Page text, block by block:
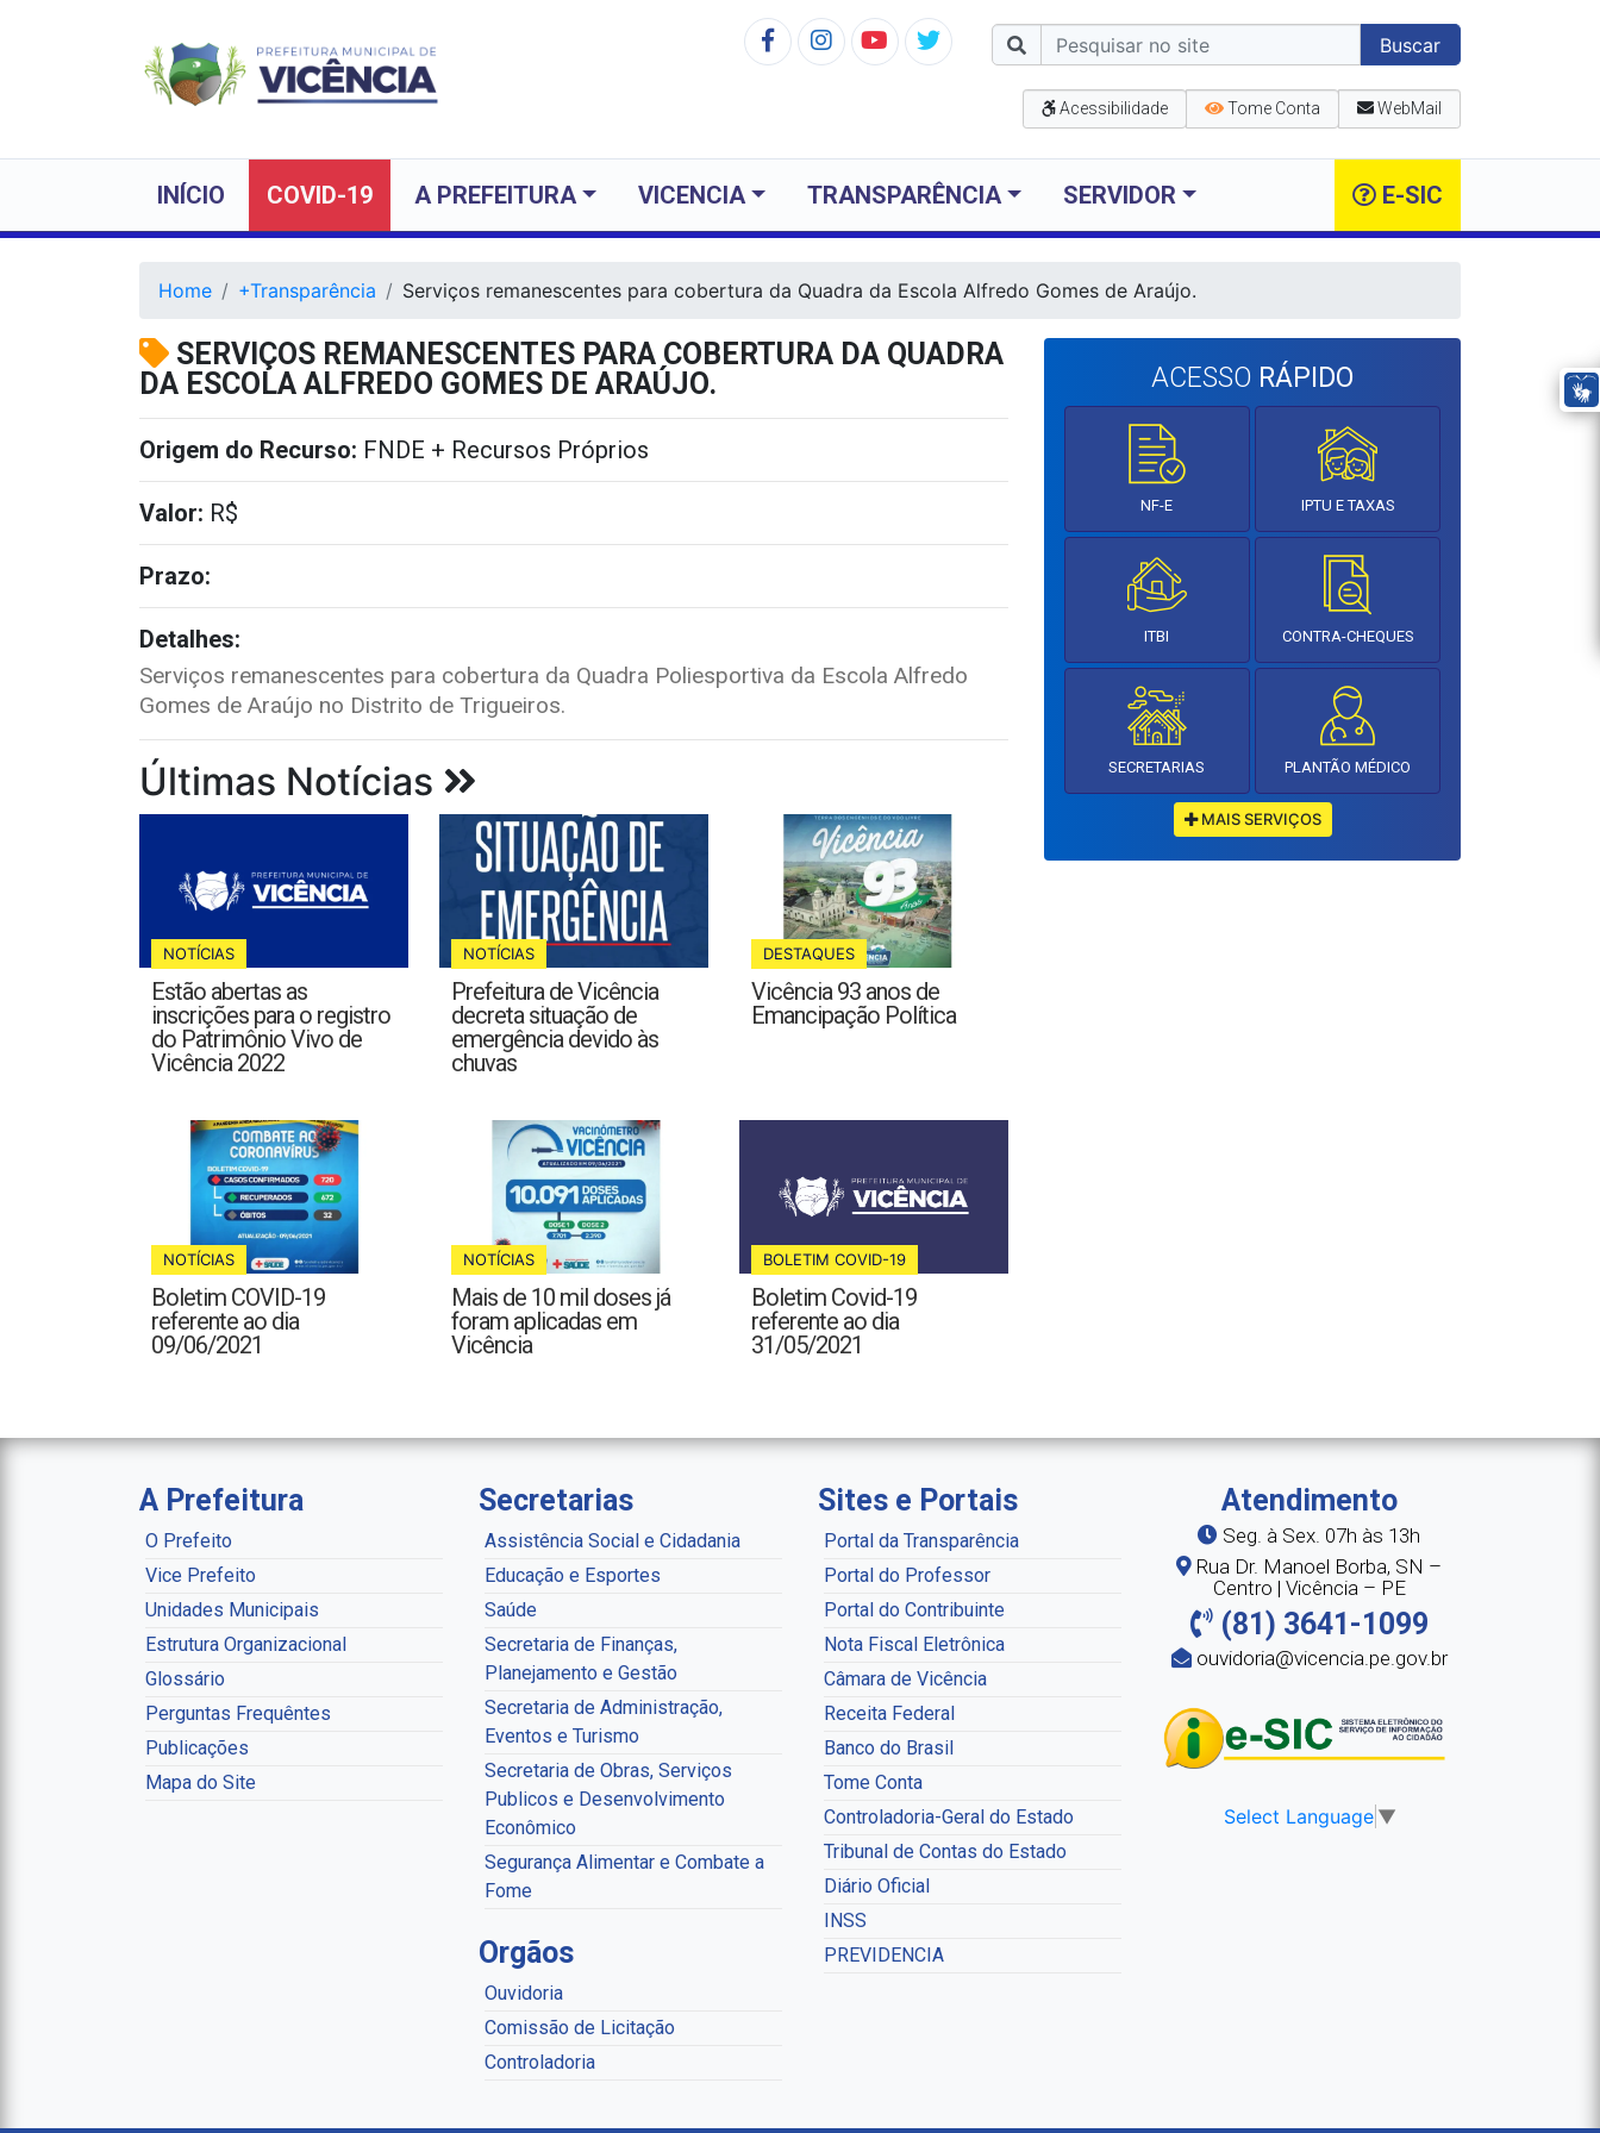
Buscar
Acessibilidade Tome Conta WebMail
INÍCIO COVID-19 A PREFEITURA VICENCIA TRANSPARÊNCIA SERVIDOR E-SIC
Home +Transparência Serviços remanescentes para cobertura da Quadra da Escola Alfredo Gomes de Araújo.
SERVIÇOS REMANESCENTES PARA COBERTURA DA QUADRA
DA ESCOLA ALFREDO GOMES DE ARAÚJO.
Origem do Recurso: FNDE + Recursos Próprios
Valor: R$
Prazo:
Detalhes:
Serviços remanescentes para cobertura da Quadra Poliesportiva da Escola Alfredo
Gomes de Araújo no Distrito de Trigueiros.
Últimas Notícias
NOTÍCIAS
Estão abertas as
inscrições para o registro
do Patrimônio Vivo de
Vicência 2022
NOTÍCIAS
Prefeitura de Vicência
decreta situação de
emergência devido às
chuvas
DESTAQUES
Vicência 93 anos de
Emancipação Política
NOTÍCIAS
Boletim COVID-19
referente ao dia
09/06/2021
NOTÍCIAS
Mais de 10 mil doses já
foram aplicadas em
Vicência
BOLETIM COVID-19
Boletim Covid-19
referente ao dia
31/05/2021
ACESSO RÁPIDO
NF-E IPTU E TAXAS
ITBI CONTRA-CHEQUES
SECRETARIAS PLANTÃO MÉDICO
MAIS SERVIÇOS
A Prefeitura
O Prefeito
Vice Prefeito
Unidades Municipais
Estrutura Organizacional
Glossário
Perguntas Frequêntes
Publicações
Mapa do Site
Secretarias
Assistência Social e Cidadania
Educação e Esportes
Saúde
Secretaria de Finanças,
Planejamento e Gestão
Secretaria de Administração,
Eventos e Turismo
Secretaria de Obras, Serviços
Publicos e Desenvolvimento
Econômico
Segurança Alimentar e Combate a
Fome
Orgãos
Ouvidoria
Comissão de Licitação
Controladoria
Sites e Portais
Portal da Transparência
Portal do Professor
Portal do Contribuinte
Nota Fiscal Eletrônica
Câmara de Vicência
Receita Federal
Banco do Brasil
Tome Conta
Controladoria-Geral do Estado
Tribunal de Contas do Estado
Diário Oficial
INSS
PREVIDENCIA
Atendimento
Seg. à Sex. 07h às 13h
Rua Dr. Manoel Borba, SN –
Centro | Vicência – PE
(81) 3641-1099
ouvidoria@vicencia.pe.gov.br
Select Language ▼